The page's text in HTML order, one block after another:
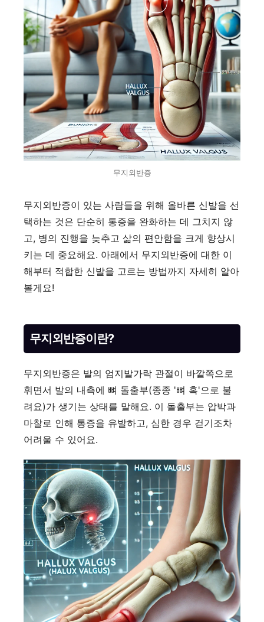
무지외반증
무지외반증이 있는 사람들을 위해 올바른 신발을 선
택하는 것은 단순히 통증을 완화하는 데 그치지 않
고, 병의 진행을 늦추고 삶의 편안함을 크게 향상시
키는 데 중요해요. 아래에서 무지외반증에 대한 이
해부터 적합한 신발을 고르는 방법까지 자세히 알아
볼게요!
무지외반증이란?
무지외반증은 발의 엄지발가락 관절이 바깥쪽으로
휘면서 발의 내측에 뼈 돌출부(종종 '뼈 혹'으로 불
려요)가 생기는 상태를 말해요. 이 돌출부는 압박과
마찰로 인해 통증을 유발하고, 심한 경우 걷기조차
어려울 수 있어요.